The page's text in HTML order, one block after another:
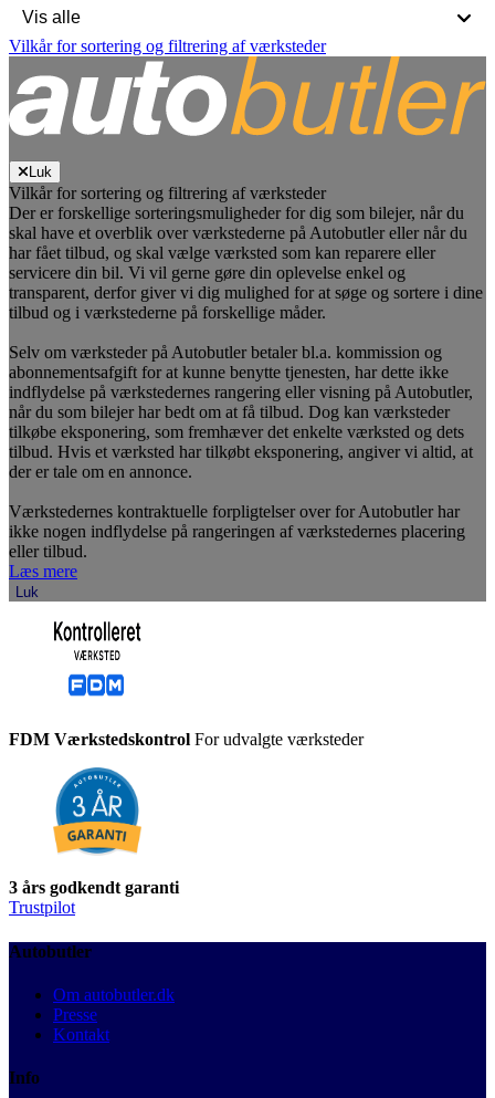
Vilkår for sortering og filtrering af værksteder
Luk
Vilkår for sortering og filtrering af værksteder
Der er forskellige sorteringsmuligheder for dig som bilejer, når du
skal have et overblik over værkstederne på Autobutler eller når du
har fået tilbud, og skal vælge værksted som kan reparere eller
servicere din bil. Vi vil gerne gøre din oplevelse enkel og
transparent, derfor giver vi dig mulighed for at søge og sortere i dine
tilbud og i værkstederne på forskellige måder.
Selv om værksteder på Autobutler betaler bl.a. kommission og
abonnementsafgift for at kunne benytte tjenesten, har dette ikke
indflydelse på værkstedernes rangering eller visning på Autobutler,
når du som bilejer har bedt om at få tilbud. Dog kan værksteder
tilkøbe eksponering, som fremhæver det enkelte værksted og dets
tilbud. Hvis et værksted har tilkøbt eksponering, angiver vi altid, at
der er tale om en annonce.
Værkstedernes kontraktuelle forpligtelser over for Autobutler har
ikke nogen indflydelse på rangeringen af værkstedernes placering
eller tilbud.
Læs mere
Luk
FDM Værkstedskontrol For udvalgte værksteder
3 års godkendt garanti
Trustpilot
Autobutler
Om autobutler.dk
Presse
Kontakt
Info